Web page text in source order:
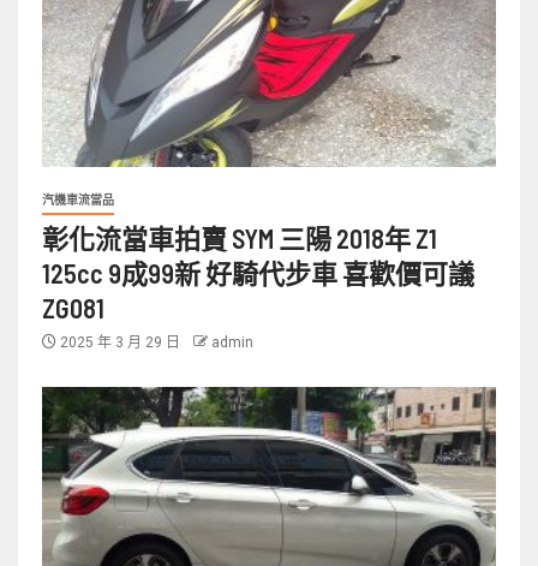
汽機車流當品
彰化流當車拍賣 SYM 三陽 2018年 Z1
125cc 9成99新 好騎代步車 喜歡價可議
ZG081
2025 年 3 月 29 日 admin